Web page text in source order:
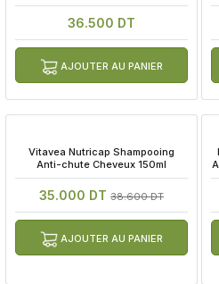
36.500 DT
AJOUTER AU PANIER
Vitavea Nutricap Shampooing
Anti-chute Cheveux 150ml
35.000 DT 38.600 DT
AJOUTER AU PANIER